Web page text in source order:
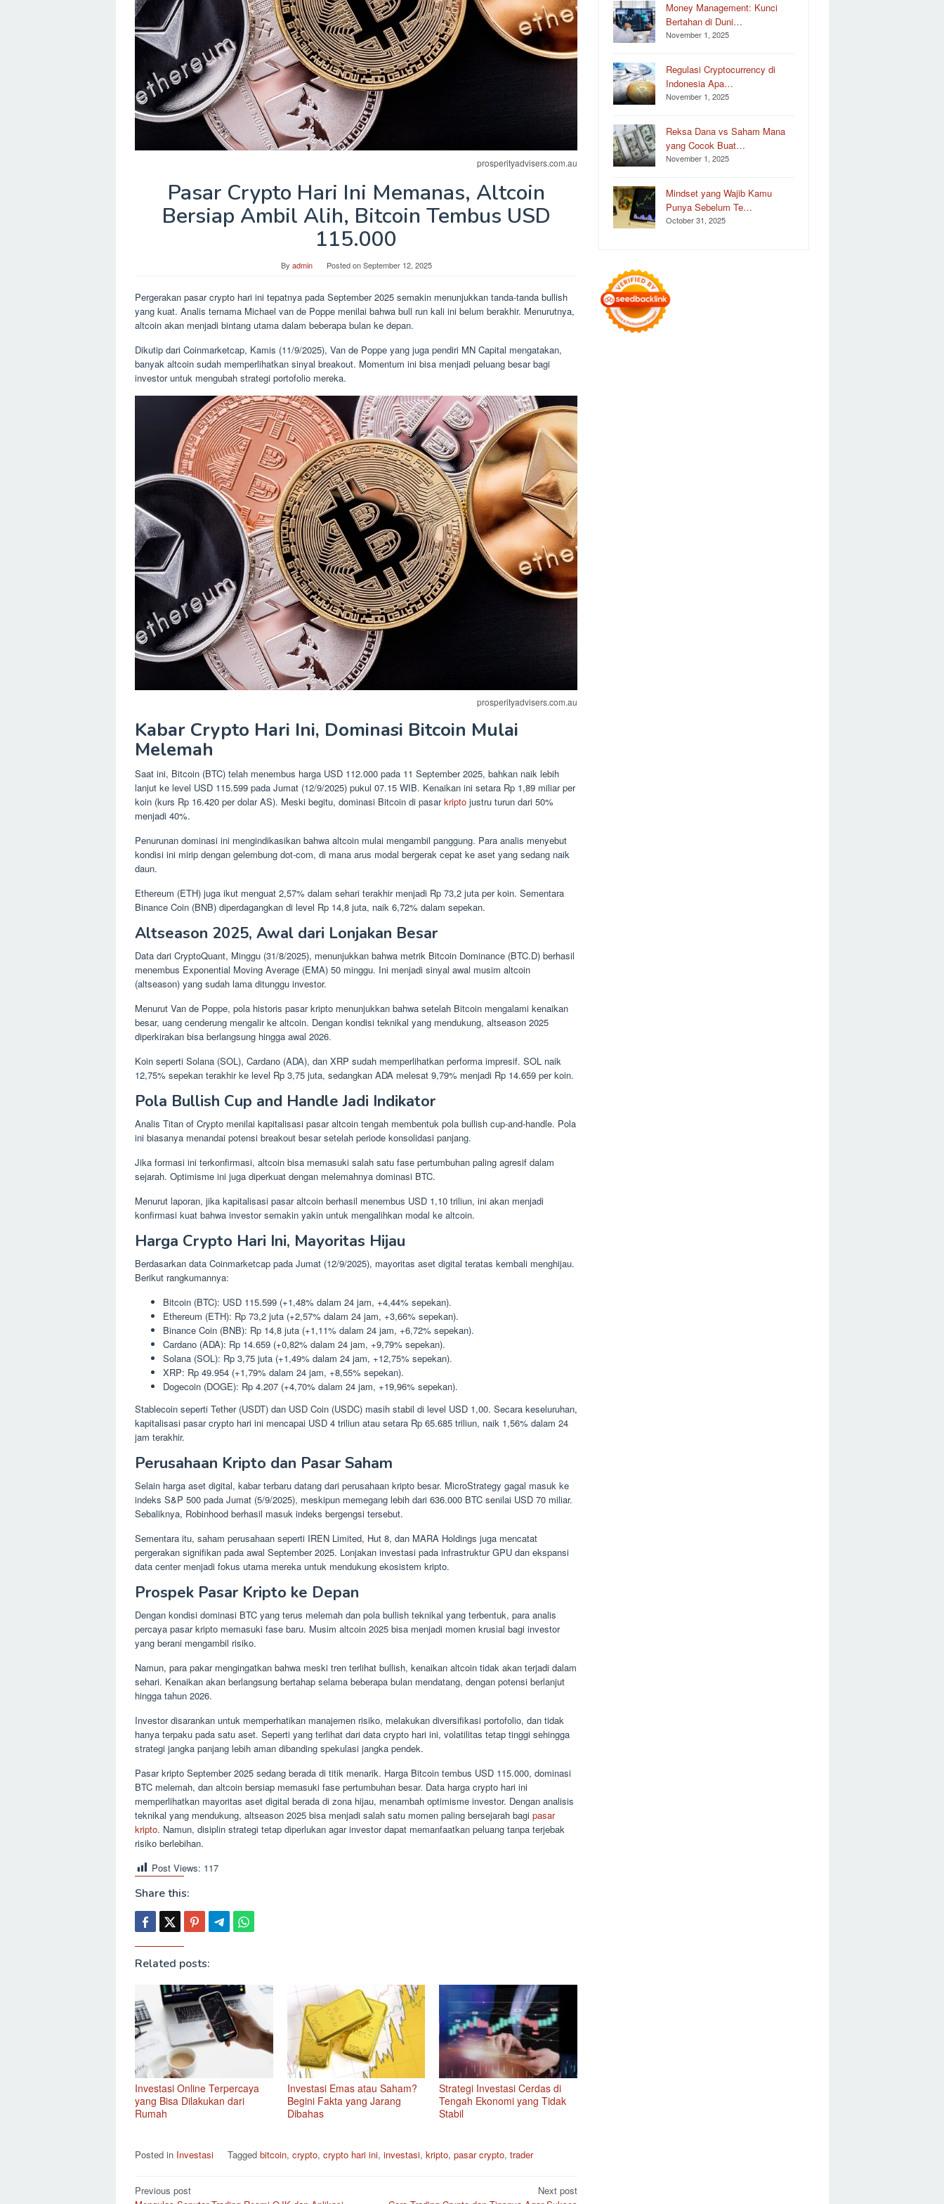
prosperityadvisers.com.au
Pasar Crypto Hari Ini Memanas, Altcoin
Bersiap Ambil Alih, Bitcoin Tembus USD
115.000
By admin Posted onSeptember 12, 2025
Pergerakan pasar crypto hari ini tepatnya pada September 2025 semakin menunjukkan tanda-tanda bullish
yang kuat. Analis ternama Michael van de Poppe menilai bahwa bull run kali ini belum berakhir. Menurutnya,
altcoin akan menjadi bintang utama dalam beberapa bulan ke depan.
Dikutip dari Coinmarketcap, Kamis (11/9/2025), Van de Poppe yang juga pendiri MN Capital mengatakan,
banyak altcoin sudah memperlihatkan sinyal breakout. Momentum ini bisa menjadi peluang besar bagi
investor untuk mengubah strategi portofolio mereka.
prosperityadvisers.com.au
Kabar Crypto Hari Ini, Dominasi Bitcoin Mulai
Melemah
Saat ini, Bitcoin (BTC) telah menembus harga USD 112.000 pada 11 September 2025, bahkan naik lebih
lanjut ke level USD 115.599 pada Jumat (12/9/2025) pukul 07.15 WIB. Kenaikan ini setara Rp 1,89 miliar per
koin (kurs Rp 16.420 per dolar AS). Meski begitu, dominasi Bitcoin di pasarkripto justru turun dari 50%
menjadi 40%.
Penurunan dominasi ini mengindikasikan bahwa altcoin mulai mengambil panggung. Para analis menyebut
kondisi ini mirip dengan gelembung dot-com, di mana arus modal bergerak cepat ke aset yang sedang naik
daun.
Ethereum (ETH) juga ikut menguat 2,57% dalam sehari terakhir menjadi Rp 73,2 juta per koin. Sementara
Binance Coin (BNB) diperdagangkan di level Rp 14,8 juta, naik 6,72% dalam sepekan.
Altseason 2025, Awal dari Lonjakan Besar
Data dari CryptoQuant, Minggu (31/8/2025), menunjukkan bahwa metrik Bitcoin Dominance (BTC.D) berhasil
menembus Exponential Moving Average (EMA) 50 minggu. Ini menjadi sinyal awal musim altcoin
(altseason) yang sudah lama ditunggu investor.
Menurut Van de Poppe, pola historis pasar kripto menunjukkan bahwa setelah Bitcoin mengalami kenaikan
besar, uang cenderung mengalir ke altcoin. Dengan kondisi teknikal yang mendukung, altseason 2025
diperkirakan bisa berlangsung hingga awal 2026.
Koin seperti Solana (SOL), Cardano (ADA), dan XRP sudah memperlihatkan performa impresif. SOL naik
12,75% sepekan terakhir ke level Rp 3,75 juta, sedangkan ADA melesat 9,79% menjadi Rp 14.659 per koin.
Pola Bullish Cup and Handle Jadi Indikator
Analis Titan of Crypto menilai kapitalisasi pasar altcoin tengah membentuk pola bullish cup-and-handle. Pola
ini biasanya menandai potensi breakout besar setelah periode konsolidasi panjang.
Jika formasi ini terkonfirmasi, altcoin bisa memasuki salah satu fase pertumbuhan paling agresif dalam
sejarah. Optimisme ini juga diperkuat dengan melemahnya dominasi BTC.
Menurut laporan, jika kapitalisasi pasar altcoin berhasil menembus USD 1,10 triliun, ini akan menjadi
konfirmasi kuat bahwa investor semakin yakin untuk mengalihkan modal ke altcoin.
Harga Crypto Hari Ini, Mayoritas Hijau
Berdasarkan data Coinmarketcap pada Jumat (12/9/2025), mayoritas aset digital teratas kembali menghijau.
Berikut rangkumannya:
Bitcoin (BTC): USD 115.599 (+1,48% dalam 24 jam, +4,44% sepekan).
Ethereum (ETH): Rp 73,2 juta (+2,57% dalam 24 jam, +3,66% sepekan).
Binance Coin (BNB): Rp 14,8 juta (+1,11% dalam 24 jam, +6,72% sepekan).
Cardano (ADA): Rp 14.659 (+0,82% dalam 24 jam, +9,79% sepekan).
Solana (SOL): Rp 3,75 juta (+1,49% dalam 24 jam, +12,75% sepekan).
XRP: Rp 49.954 (+1,79% dalam 24 jam, +8,55% sepekan).
Dogecoin (DOGE): Rp 4.207 (+4,70% dalam 24 jam, +19,96% sepekan).
Stablecoin seperti Tether (USDT) dan USD Coin (USDC) masih stabil di level USD 1,00. Secara keseluruhan,
kapitalisasi pasar crypto hari ini mencapai USD 4 triliun atau setara Rp 65.685 triliun, naik 1,56% dalam 24
jam terakhir.
Perusahaan Kripto dan Pasar Saham
Selain harga aset digital, kabar terbaru datang dari perusahaan kripto besar. MicroStrategy gagal masuk ke
indeks S&P 500 pada Jumat (5/9/2025), meskipun memegang lebih dari 636.000 BTC senilai USD 70 miliar.
Sebaliknya, Robinhood berhasil masuk indeks bergengsi tersebut.
Sementara itu, saham perusahaan seperti IREN Limited, Hut 8, dan MARA Holdings juga mencatat
pergerakan signifikan pada awal September 2025. Lonjakan investasi pada infrastruktur GPU dan ekspansi
data center menjadi fokus utama mereka untuk mendukung ekosistem kripto.
Prospek Pasar Kripto ke Depan
Dengan kondisi dominasi BTC yang terus melemah dan pola bullish teknikal yang terbentuk, para analis
percaya pasar kripto memasuki fase baru. Musim altcoin 2025 bisa menjadi momen krusial bagi investor
yang berani mengambil risiko.
Namun, para pakar mengingatkan bahwa meski tren terlihat bullish, kenaikan altcoin tidak akan terjadi dalam
sehari. Kenaikan akan berlangsung bertahap selama beberapa bulan mendatang, dengan potensi berlanjut
hingga tahun 2026.
Investor disarankan untuk memperhatikan manajemen risiko, melakukan diversifikasi portofolio, dan tidak
hanya terpaku pada satu aset. Seperti yang terlihat dari data crypto hari ini, volatilitas tetap tinggi sehingga
strategi jangka panjang lebih aman dibanding spekulasi jangka pendek.
Pasar kripto September 2025 sedang berada di titik menarik. Harga Bitcoin tembus USD 115.000, dominasi
BTC melemah, dan altcoin bersiap memasuki fase pertumbuhan besar. Data harga crypto hari ini
memperlihatkan mayoritas aset digital berada di zona hijau, menambah optimisme investor. Dengan analisis
teknikal yang mendukung, altseason 2025 bisa menjadi salah satu momen paling bersejarah bagi pasar
kripto. Namun, disiplin strategi tetap diperlukan agar investor dapat memanfaatkan peluang tanpa terjebak
risiko berlebihan.
Post Views: 117
Share this:
Related posts:
Investasi Online Terpercaya
yang Bisa Dilakukan dari
Rumah
Investasi Emas atau Saham?
Begini Fakta yang Jarang
Dibahas
Strategi Investasi Cerdas di
Tengah Ekonomi yang Tidak
Stabil
Posted in Investasi Tagged bitcoin, crypto, crypto hari ini, investasi, kripto, pasar crypto, trader
Post
Previous post
Next post
Money Management: Kunci
Bertahan di Duni…
November 1, 2025
Regulasi Cryptocurrency di
Indonesia Apa…
November 1, 2025
Reksa Dana vs Saham Mana
yang Cocok Buat…
November 1, 2025
Mindset yang Wajib Kamu
Punya Sebelum Te…
October 31, 2025